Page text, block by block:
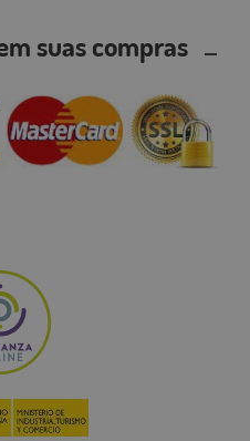
suas compras